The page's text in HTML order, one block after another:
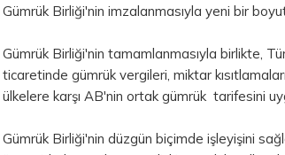
Gümrük Birliği'nin imzalanmasıyla yeni bir
Gümrük Birliği'nin tamamlanmasıyla birlikte,
ticaretinde gümrük vergileri, miktar
ülkelere karşı AB'nin ortak gümrük tarifesini
Gümrük Birliği'nin düzgün biçimde işleyişini